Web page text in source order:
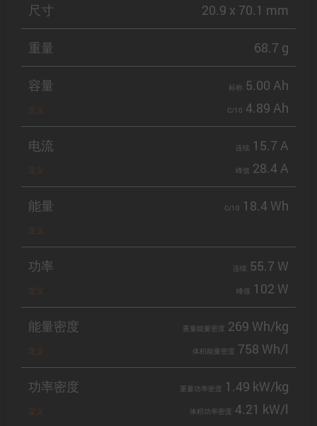
尺寸 20.9 x 70.1 mm
重量 68.7 g
容量
定义
标称 5.00 Ah
C/10 4.89 Ah
电流
定义
连续 15.7 A
峰值 28.4 A
能量
定义
C/10 18.4 Wh
功率
定义
连续 55.7 W
峰值 102 W
能量密度
定义
重量能量密度 269 Wh/kg
体积能量密度 758 Wh/l
功率密度
定义
重量功率密度 1.49 kW/kg
体积功率密度 4.21 kW/l